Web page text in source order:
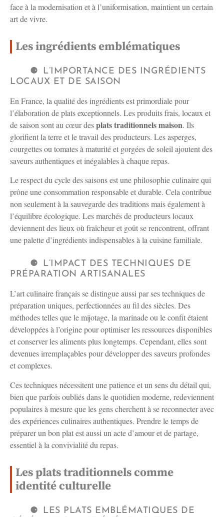
face à la modernisation et à l’uniformisation, maintient un certain
art de vivre.
Les ingrédients emblématiques
L’IMPORTANCE DES INGRÉDIENTS
LOCAUX ET DE SAISON
En France, la qualité des ingrédients est primordiale pour
l’élaboration de plats exceptionnels. Les produits frais, locaux et
de saison sont au cœur desplats traditionnels maison. Ils
glorifient la terre et le travail des producteurs. Les asperges,
courgettes ou tomates à maturité et gorgées de soleil ajoutent des
saveurs authentiques et inégalables à chaque repas.
Le respect du cycle des saisons est une philosophie culinaire qui
prône une consommation responsable et durable. Cela contribue
non seulement à la sauvegarde des traditions mais également à
l’équilibre écologique. Les marchés de producteurs locaux
deviennent des lieux où fraîcheur et goût se rencontrent, offrant
une palette d’ingrédients indispensables à la cuisine familiale.
L’IMPACT DES TECHNIQUES DE
PRÉPARATION ARTISANALES
L’art culinaire français se distingue aussi par ses techniques de
préparation uniques, perfectionnées au fil des siècles. Des
méthodes telles que le mijotage, la marinade ou le confit étaient
développées à l’origine pour optimiser les ressources disponibles
et conserver les aliments plus longtemps. Cependant, elles sont
devenues irremplaçables pour développer des saveurs profondes
et complexes.
Ces techniques nécessitent une patience et un sens du détail qui,
bien que parfois oubliés dans le quotidien moderne, redeviennent
populaires à mesure que les gens cherchent à se reconnecter avec
des expériences culinaires authentiques. Prendre le temps de
préparer un bon plat est aussi un acte d’amour et de partage,
essentiel à la convivialité du repas.
Les plats traditionnels comme
identité culturelle
LES PLATS EMBLÉMATIQUES DE